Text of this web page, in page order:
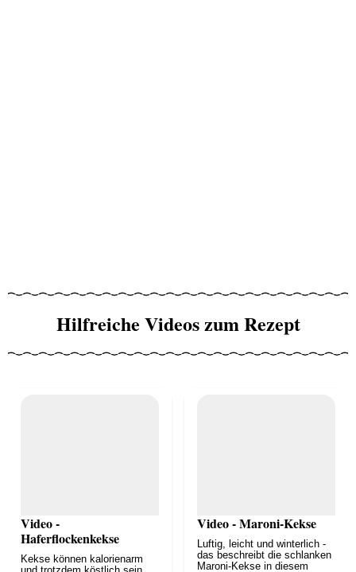
Hilfreiche Videos zum Rezept
Video -
Haferflockenkekse
Kekse können kalorienarm
Video - Maroni-Kekse
Luftig, leicht und winterlich -
das beschreibt die schlanken
Maroni-Kekse in diesem